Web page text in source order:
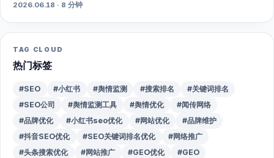
2026.06.18 · 8 分钟
TAG CLOUD
热门标签
#SEO #小红书 #舆情监测 #搜索排名
#关键词排名
#SEO公司
#舆情监测工具 #舆情优化
#闻传网络
#品牌优化
#小红书seo优化 #网站优化
#品牌维护
#抖音SEO优化
#SEO关键词排名优化
#网络推广
#头条搜索优化
#网站推广 #GEO优化
#GEO